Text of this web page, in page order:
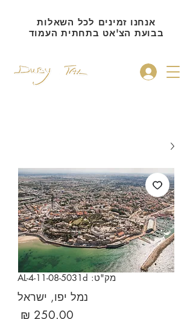
אנחנו זמינים לכל השאלות
בבועת הצ'אט בתחתית העמוד
מק"ט: AL-4-11-08-5031d
נמל יפו, ישראל